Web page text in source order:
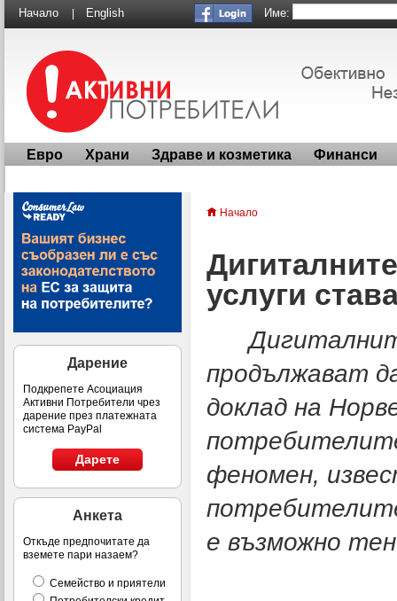
Начало English Име:
Евро Храни Здраве и козметика Финанси
Дарение
Подкрепете Асоциация
Активни Потребители чрез
дарение през платежната
система PayPal
Дарете
Анкета
Откъде предпочитате да
вземете пари назаем?
Семейство и приятели
Начало
услуги
продължават
доклад на
феномен,
е възможно